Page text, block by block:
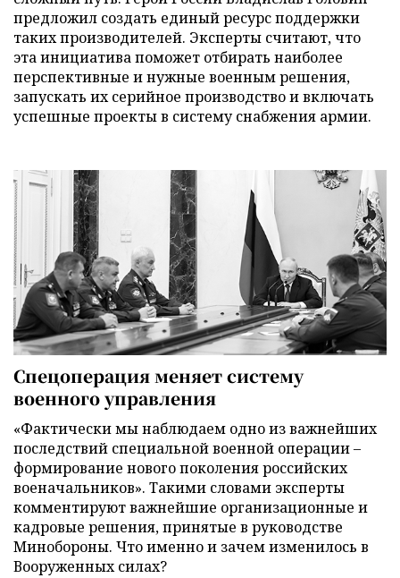
предложил создать единый ресурс поддержки
таких производителей. Эксперты считают, что
эта инициатива поможет отбирать наиболее
перспективные и нужные военным решения,
запускать их серийное производство и включать
успешные проекты в систему снабжения армии.
Спецоперация меняет систему
военного управления
«Фактически мы наблюдаем одно из важнейших
последствий специальной военной операции –
формирование нового поколения российских
военачальников». Такими словами эксперты
комментируют важнейшие организационные и
кадровые решения, принятые в руководстве
Минобороны. Что именно и зачем изменилось в
Вооруженных силах?